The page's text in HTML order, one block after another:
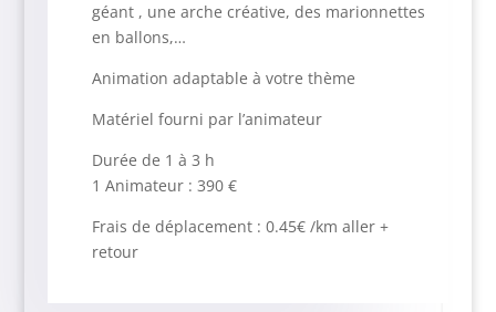
géant , une arche créative, des marionnettes
en ballons,…
Animation adaptable à votre thème
Matériel fourni par l’animateur
Durée de 1 à 3 h
1 Animateur : 390 €
Frais de déplacement : 0.45€ /km aller +
retour